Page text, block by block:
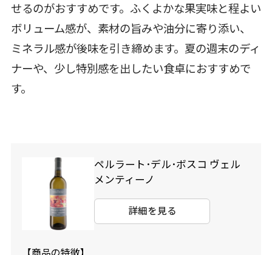
せるのがおすすめです。ふくよかな果実味と程よい
ボリューム感が、素材の旨みや油分に寄り添い、
ミネラル感が後味を引き締めます。夏の週末のディ
ナーや、少し特別感を出したい食卓におすすめで
す。
ペルラート･デル･ボスコ ヴェル
メンティーノ
詳細を見る